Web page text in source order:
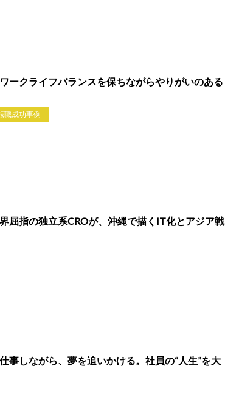
ークライフバランスを保ちながらやりがいのある
職成功事例
界屈指の独立系CROが、沖縄で描くIT化とアジア戦
事しながら、夢を追いかける。社員の“人生”を大